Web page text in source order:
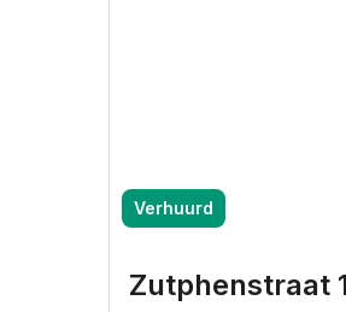
Verhuurd
Zutphenstraat